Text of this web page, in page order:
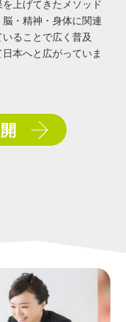
上げてきたメソッド
・精神・身体に関連
ることで広く普及
本へと広がっていま